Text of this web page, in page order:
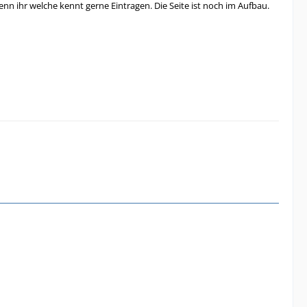
ihr welche kennt gerne Eintragen. Die Seite ist noch im Aufbau.